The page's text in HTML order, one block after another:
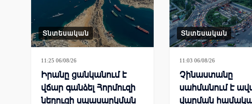
Տնտեսական
11:25 06/08/26
Իրանը ցանկանում է
վճար գանձել Հորմուզի
նեղուցի սպասարկման
Տնտեսական
11:03 06/08/26
Չինաստանը
սահմանում է
վարման